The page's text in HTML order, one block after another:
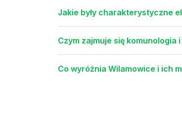
Jakie były charakterystyczne
Czym zajmuje się komunologia
Co wyróżnia Wilamowice i ich